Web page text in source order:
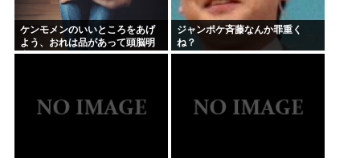
ケンモメンのいいところをあげ
よう、おれは品があって頭脳明
晰だとおもう
ジャンポケ斉藤なんか罪重く
ね？